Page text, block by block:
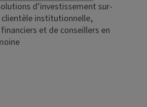
d’investissement sur-
clientèle institutionnelle,
et de conseillers en